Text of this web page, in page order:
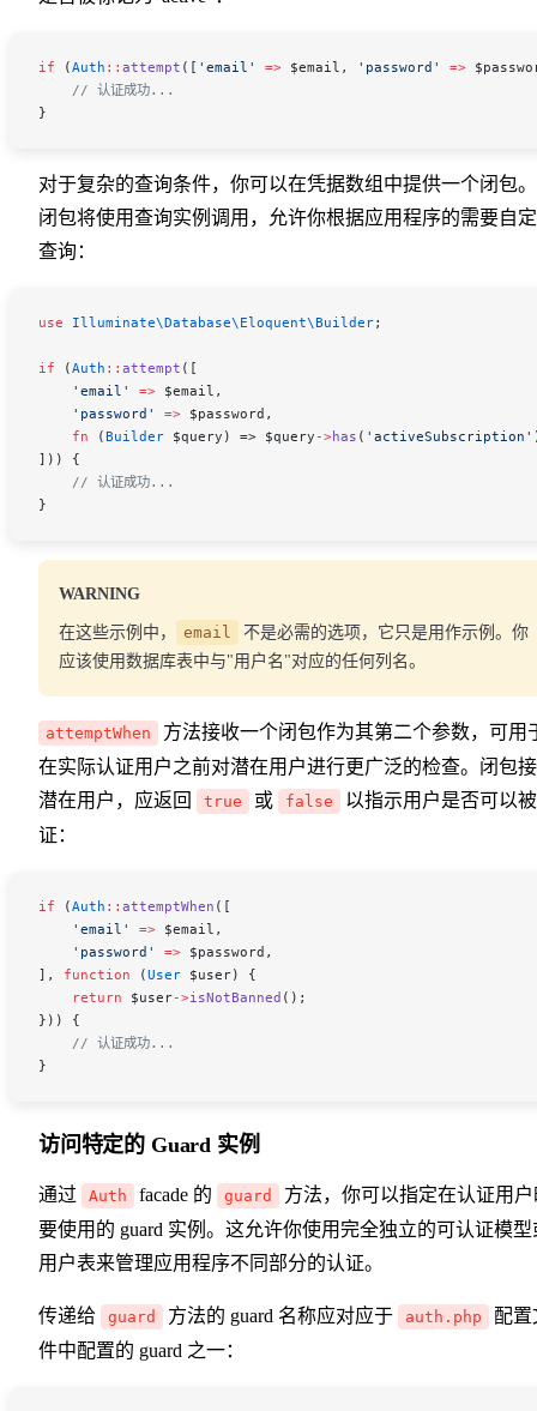
if (Auth :: attempt ([ 'email' => $email , 'password' =>
    // 认证成功...
}
对于复杂的查询条件，你可以在凭据数组中提供一个闭包
闭包将使用查询实例调用，允许你根据应用程序的需要自
查询：
use Illuminate\Database\Eloquent\Builder;
if (Auth :: attempt ([
    'email'
=> $email ,
    'password'
=> $password ,
    fn
(Builder $query ) => $query ->has ( 'activeSubscription'
])) {
    // 认证成功...
}
WARNING
在这些示例中， email
不是必需的选项，它只是用作示例。你
应该使用数据库表中与"用户名"对应的任何列名。
attemptWhen
方法接收一个闭包作为其第二个参数，可用
在实际认证用户之前对潜在用户进行更广泛的检查。闭包
潜在用户，应返回
true 或 false
以指示用户是否可以
证：
if (Auth :: attemptWhen ([
    'email'
=> $email ,
    'password'
=> $password ,
], function (User $user) {
    return
$user->isNotBanned ();
})) {
    // 认证成功...
}
访问特定的 Guard 实例
通过 Auth facade 的 guard
方法，你可以指定在认证用户
要使用的 guard 实例。这允许你使用完全独立的可认证模型
用户表来管理应用程序不同部分的认证。
传递给 guard 方法的 guard 名称应对应于 auth.php
配置
件中配置的 guard 之一：